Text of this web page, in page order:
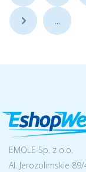
... ...
EMOLE Sp. z o.o.
Al. Jerozolimskie